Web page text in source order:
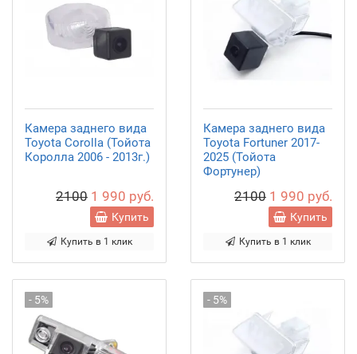
Камера заднего вида
Toyota Corolla (Тойота
Королла 2006 - 2013г.)
2100 1 990 руб.
Купить
Купить в 1 клик
Камера заднего вида
Toyota Fortuner 2017-
2025 (Тойота
Фортунер)
2100 1 990 руб.
Купить
Купить в 1 клик
- 5% - 5%